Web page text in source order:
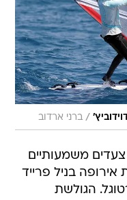
/ ברני ארדוב
צעדים משמעותיים
בניל פרייד
הגולשת